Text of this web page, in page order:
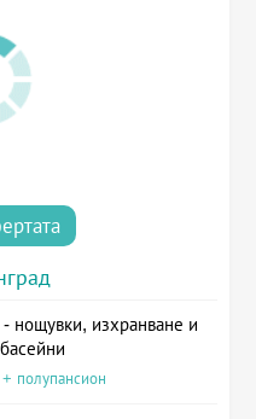
нощувки, изхранване и
полупансион